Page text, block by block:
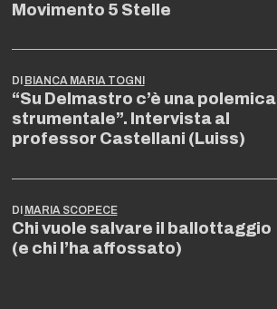
Movimento 5 Stelle
DI BIANCA MARIA TOGNI
“Su Delmastro c’è una polemica
strumentale”. Intervista al
professor Castellani (Luiss)
DI MARIA SCOPECE
Chi vuole salvare il ballottaggio
(e chi l’ha affossato)